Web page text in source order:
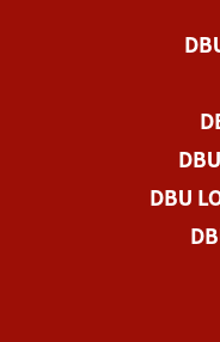
DBU